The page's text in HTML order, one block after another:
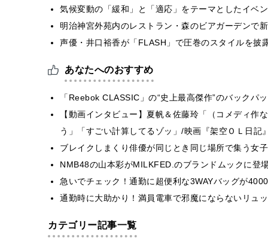
気候変動の「緩和」と「適応」をテーマとしたイベ
明治神宮外苑内のレストラン・森のビアガーデンで
声優・井口裕香が「FLASH」で圧巻のスタイルを
あなたへのおすすめ
「Reebok CLASSIC」の“史上最高傑作”のバックパ
【動画インタビュー】夏帆＆佐藤玲「（コメディ作
う」「すごい計算してるゾッ」/映画『架空ＯＬ日記
ブレイクしまくり俳優が同じとき同じ場所で集う女
NMB48の山本彩がMILKFED.のブランドムックに登
急いでチェック！通勤に超便利な3WAYバッグが
通勤時に大助かり！満員電車で邪魔にならないリュ
カテゴリー記事一覧